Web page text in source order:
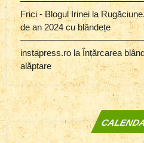
Frici - Blogul Irinei la
de an 2024 cu blândețe
instapress.ro la Înțărcarea
alăptare